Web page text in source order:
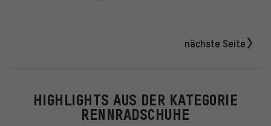
nächste Seite
HIGHLIGHTS AUS DER KATEGORIE
RENNRADSCHUHE